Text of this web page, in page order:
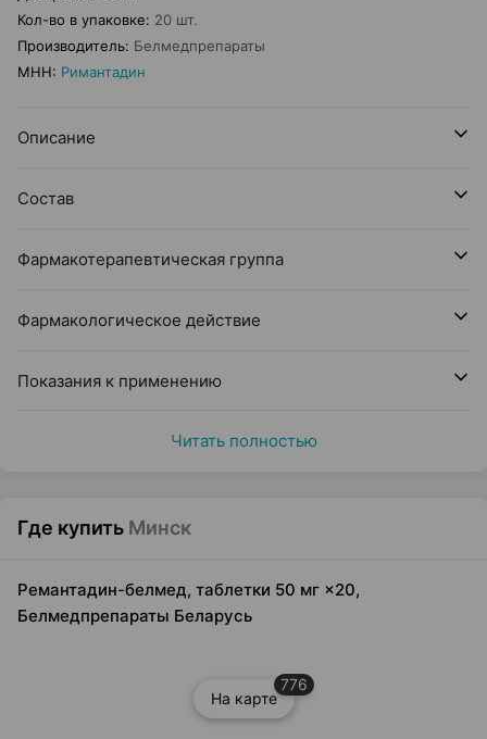
Кол-во в упаковке: 20 шт.
Производитель: Белмедпрепараты
МНН: Римантадин
Описание
Состав
Фармакотерапевтическая группа
Фармакологическое действие
Показания к применению
Читать полностью
Где купить Минск
Ремантадин-белмед, таблетки 50 мг ×20,
Белмедпрепараты Беларусь
На карте
776